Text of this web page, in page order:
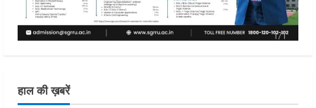
हाल की ख़बरें